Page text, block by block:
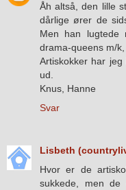
Åh altså, den lille
dårlige ører de
Men han
drama-queens m/k,
Artiskokker har
ud.
Knus, Hanne
Svar
Lisbeth
Hvor er de
sukkede, men